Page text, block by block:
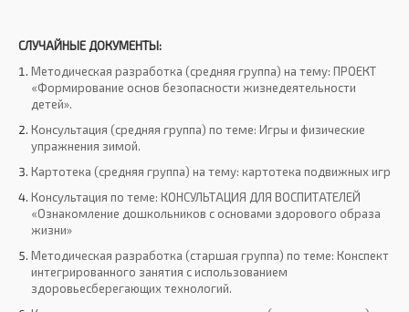
СЛУЧАЙНЫЕ ДОКУМЕНТЫ:
Методическая разработка (средняя группа) на тему: ПРОЕКТ
«Формирование основ безопасности жизнедеятельности
детей».
Консультация (средняя группа) по теме: Игры и физические
упражнения зимой.
Картотека (средняя группа) на тему: картотека подвижных игр
Консультация по теме: КОНСУЛЬТАЦИЯ ДЛЯ ВОСПИТАТЕЛЕЙ
«Ознакомление дошкольников с основами здорового образа
жизни»
Методическая разработка (старшая группа) по теме: Конспект
интегрированного занятия с использованием
здоровьесберегающих технологий.